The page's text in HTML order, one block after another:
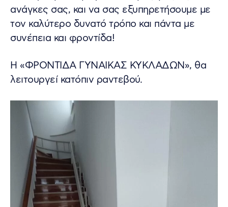
ανάγκες σας, και να σας εξυπηρετήσουμε με
τον καλύτερο δυνατό τρόπο και πάντα με
συνέπεια και φροντίδα!
Η «ΦΡΟΝΤΙΔΑ ΓΥΝΑΙΚΑΣ ΚΥΚΛΑΔΩΝ», θα
λειτουργεί κατόπιν ραντεβού.